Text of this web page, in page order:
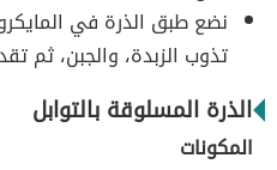
نضع طبق الذرة في
تذوب الزبدة، والجبن، ثم
الذرة المسلوقة بالتوابل
المكونات